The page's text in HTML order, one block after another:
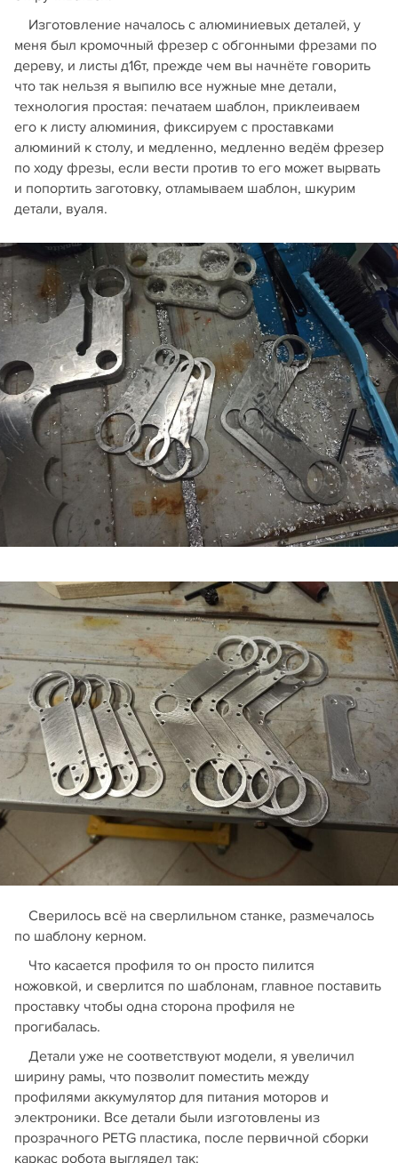
Изготовление началось с алюминиевых деталей, у
меня был кромочный фрезер с обгонными фрезами по
дереву, и листы д16т, прежде чем вы начнёте говорить
что так нельзя я выпилю все нужные мне детали,
технология простая: печатаем шаблон, приклеиваем
его к листу алюминия, фиксируем с проставками
алюминий к столу, и медленно, медленно ведём фрезер
по ходу фрезы, если вести против то его может вырвать
и попортить заготовку, отламываем шаблон, шкурим
детали, вуаля.
Сверилось всё на сверлильном станке, размечалось
по шаблону керном.
Что касается профиля то он просто пилится
ножовкой, и сверлится по шаблонам, главное поставить
проставку чтобы одна сторона профиля не
прогибалась.
Детали уже не соответствуют модели, я увеличил
ширину рамы, что позволит поместить между
профилями аккумулятор для питания моторов и
электроники. Все детали были изготовлены из
прозрачного PETG пластика, после первичной сборки
каркас робота выглядел так: